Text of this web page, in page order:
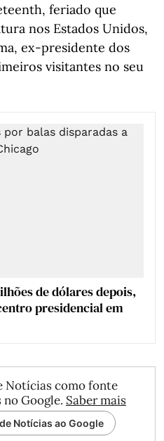
feriado que
nos Estados Unidos,
ex-presidente dos
visitantes no seu
de dólares depois,
presidencial em
Notícias como fonte
Google. Saber mais
Notícias ao Google